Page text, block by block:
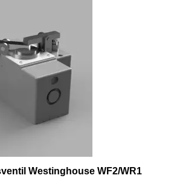
Westinghouse WF2/WR1